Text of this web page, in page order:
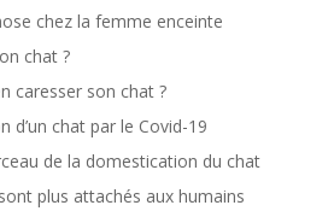
chez la femme enceinte
chat ?
caresser son chat ?
d’un chat par le Covid-19
de la domestication du chat
plus attachés aux humains